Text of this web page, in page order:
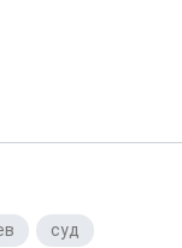
суд